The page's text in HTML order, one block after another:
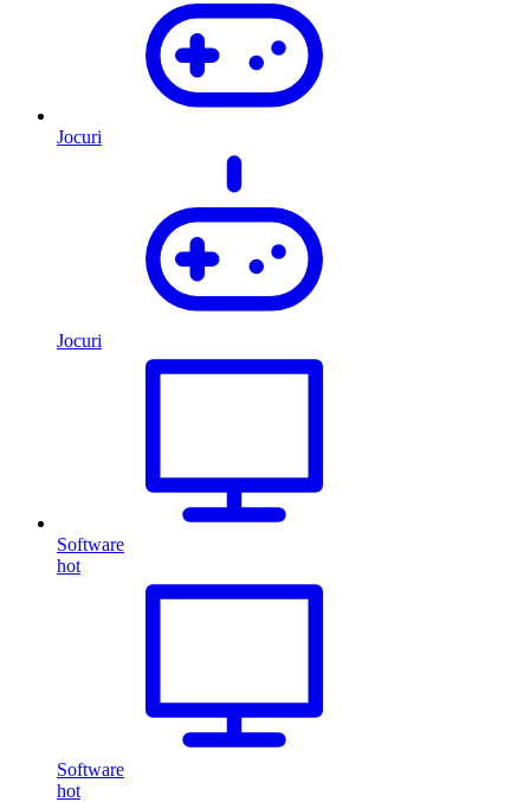
Jocuri
Jocuri
Software
hot
Software
hot